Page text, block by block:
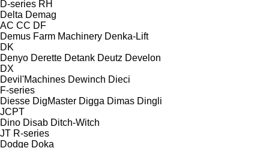
D-series RH
Delta Demag
AC CC DF
Demus Farm Machinery Denka-Lift
DK
Denyo Derette Detank Deutz Develon
DX
Devil'Machines Dewinch Dieci
F-series
Diesse DigMaster Digga Dimas Dingli
JCPT
Dino Disab Ditch-Witch
JT R-series
Dodge Doka